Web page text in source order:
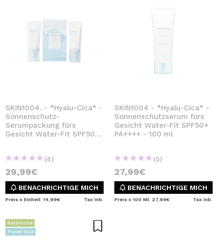
SKIN1004. - *Hyalu-Cica* -
Sonnenschutz-
Serumpackung fürs
Gesicht Water-Fit SPF50+
(4)
29,99€
BENACHRICHTIGE MICH
Preis x Einheit: 14,99€ Tax Inb.
SKIN1004 - *Hyalu-Cica* -
Sonnenschutzserum fürs
Gesicht Water-Fit SPF50+
PA++++ - 100 ml
(5)
27,99€
BENACHRICHTIGE MICH
Preis x 100 Ml: 27,99€ Tax Inb.
Natürliche
Travel Size